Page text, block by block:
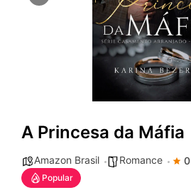
A Princesa da Máfia
Amazon Brasil Romance 0
Popular